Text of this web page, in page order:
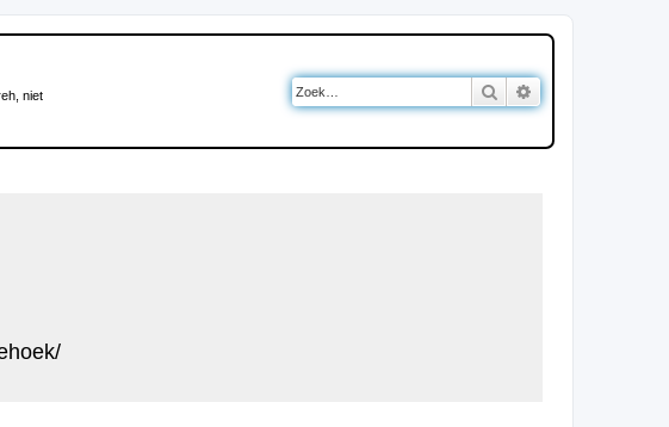
niet
Zoek